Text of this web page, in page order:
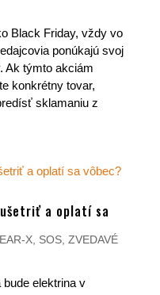
Black Friday, vždy vo
ponúkajú svoj
Ak týmto akciám
konkrétny tovar,
sklamaniu z
a oplatí sa
X, SOS, ZVEDAVÉ
elektrina v